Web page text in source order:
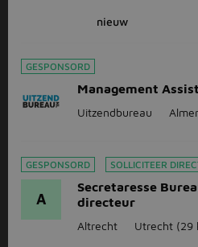
nieuw
GESPONSORD
Management
Uitzendbureau
GESPONSORD SOLLICITEER
A
Secretaresse
directeur
Altrecht Utrecht (29